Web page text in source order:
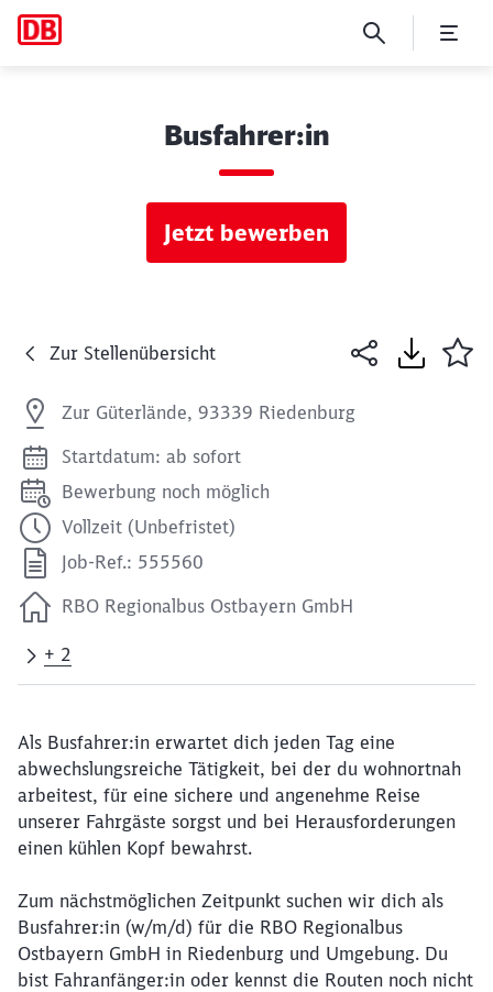
Busfahrer:in
Jetzt bewerben
Zur Stellenübersicht
Zur Güterlände, 93339 Riedenburg
Startdatum: ab sofort
Bewerbung noch möglich
Vollzeit (Unbefristet)
Job-Ref.: 555560
RBO Regionalbus Ostbayern GmbH
+ 2
Als Busfahrer:in erwartet dich jeden Tag eine
abwechslungsreiche Tätigkeit, bei der du wohnortnah
arbeitest, für eine sichere und angenehme Reise
unserer Fahrgäste sorgst und bei Herausforderungen
einen kühlen Kopf bewahrst.
Zum nächstmöglichen Zeitpunkt suchen wir dich als
Busfahrer:in (w/m/d) für die RBO Regionalbus
Ostbayern GmbH in Riedenburg und Umgebung. Du
bist Fahranfänger:in oder kennst die Routen noch nicht